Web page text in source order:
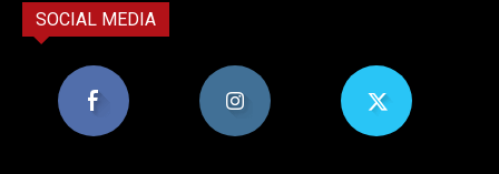
SOCIAL MEDIA